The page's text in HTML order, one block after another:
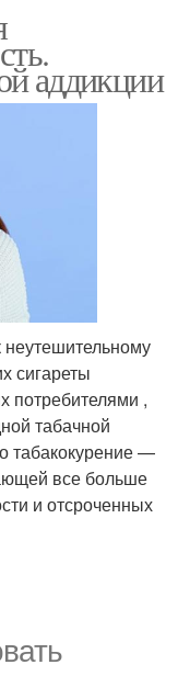
аддикции
сигареты
потребителями ,
табачной
табакокурение —
все больше
и отсроченных